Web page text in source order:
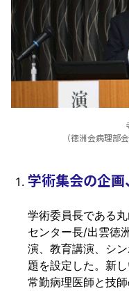
（徳洲会病理部
学術集会の企画
学術委員長である
センター長/出雲徳
演、教育講演、シ
題を設定した。新
常勤病理医師と技